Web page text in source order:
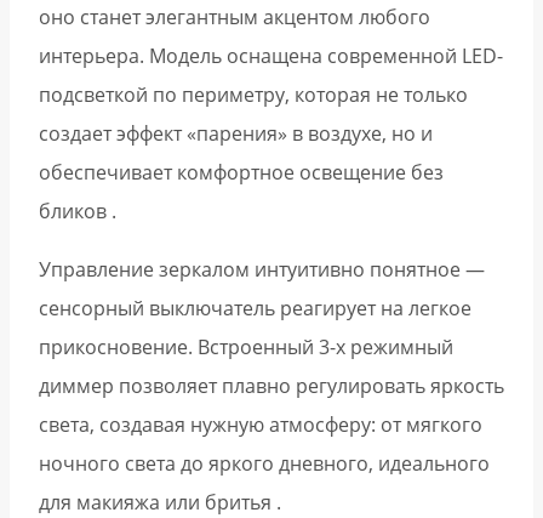
оно станет элегантным акцентом любого
интерьера. Модель оснащена современной LED-
подсветкой по периметру, которая не только
создает эффект «парения» в воздухе, но и
обеспечивает комфортное освещение без
бликов .
Управление зеркалом интуитивно понятное —
сенсорный выключатель реагирует на легкое
прикосновение. Встроенный 3-х режимный
диммер позволяет плавно регулировать яркость
света, создавая нужную атмосферу: от мягкого
ночного света до яркого дневного, идеального
для макияжа или бритья .